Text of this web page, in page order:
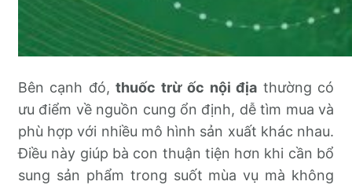
Bên cạnh đó,thuốc trừ ốc nội địa thường có
ưu điểm về nguồn cung ổn định, dễ tìm mua và
phù hợp với nhiều mô hình sản xuất khác nhau.
Điều này giúp bà con thuận tiện hơn khi cần bổ
sung sản phẩm trong suốt mùa vụ mà không